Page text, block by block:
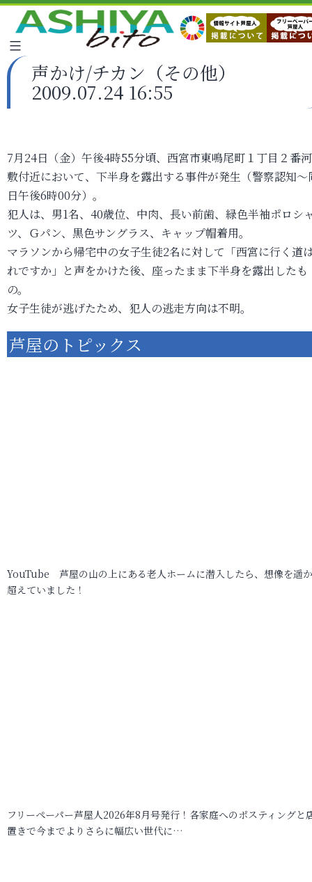
声かけ/チカン（その他）
2009.07.24 16:55
7月24日（金）午後4時55分頃、西宮市東鳴尾町１丁目２番
敷付近において、下半身を露出する事件が発生（警察認知～
日午後6時00分）。
犯人は、男1名、40歳位、中肉、長い前歯、緑色半袖ポロシ
ツ、Ｇパン、黒色サングラス、キャップ帽着用。
マラソンから帰宅中の女子生徒2名に対して「西宮に行く道
れですか」と声をかけた後、座ったまま下半身を露出したも
の。
女子生徒が逃げたため、犯人の逃走方向は不明。
芦屋のトピックス
YouTube 芦屋の山の上にある老人ホームに潜入したら、想像を遥
超えていました！
フリーペーパー芦屋人2026年8月号発行！各家庭へのポスティングと
置きで今までよりさらに幅広い世代に…